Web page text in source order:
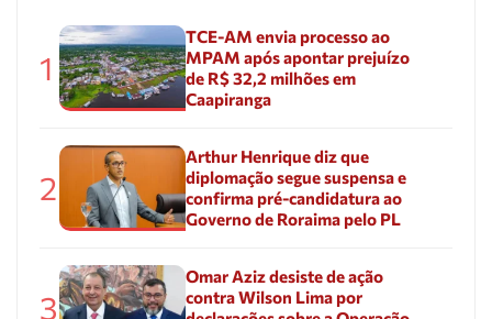
1
TCE-AM envia processo ao
MPAM após apontar prejuízo
de R$ 32,2 milhões em
Caapiranga
2
Arthur Henrique diz que
diplomação segue suspensa e
confirma pré-candidatura ao
Governo de Roraima pelo PL
3
Omar Aziz desiste de ação
contra Wilson Lima por